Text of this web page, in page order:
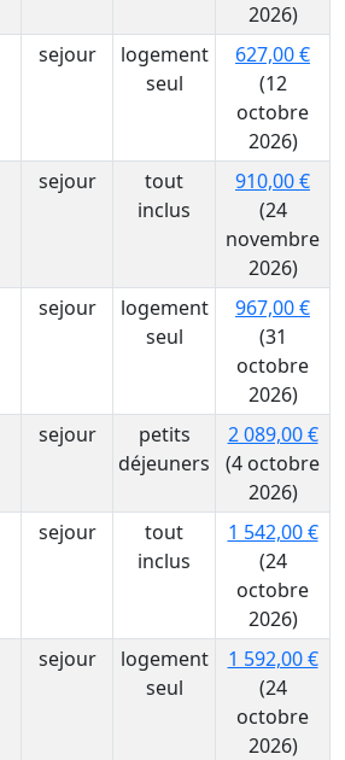
2026)
sejour
logement
seul
627,00 €
(12
octobre
2026)
sejour
tout
inclus
910,00 €
(24
novembre
2026)
sejour
logement
seul
967,00 €
(31
octobre
2026)
sejour
petits
déjeuners
2 089,00 €
(4 octobre
2026)
sejour
tout
inclus
1 542,00 €
(24
octobre
2026)
sejour
logement
seul
1 592,00 €
(24
octobre
2026)